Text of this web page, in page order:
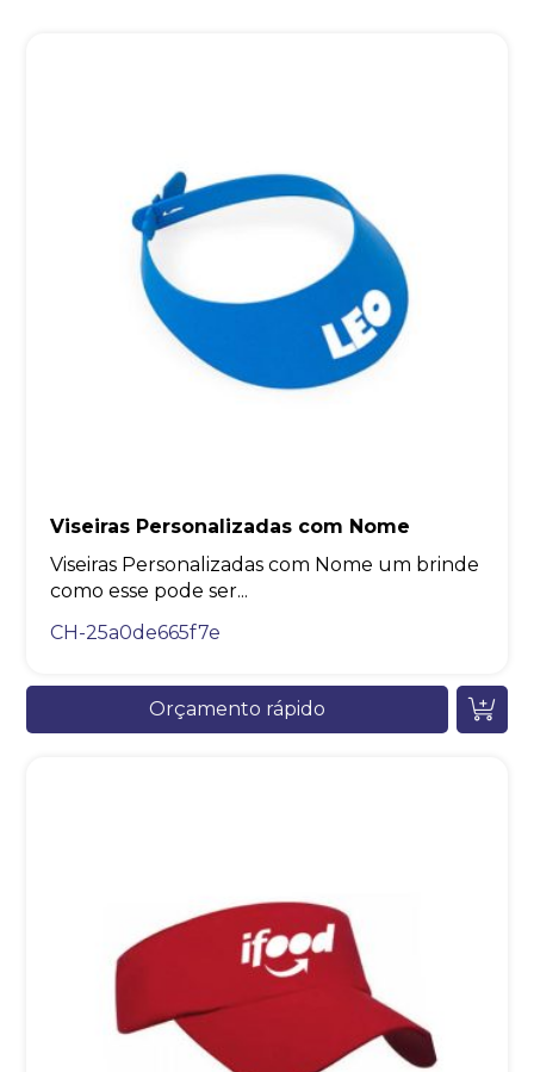
Viseiras Personalizadas com Nome
Viseiras Personalizadas com Nome um brinde
como esse pode ser...
CH-25a0de665f7e
Orçamento rápido